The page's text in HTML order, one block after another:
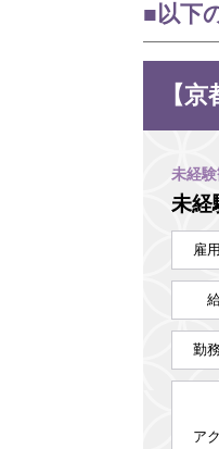
■以下
【
未経
未経
雇
勤
ア